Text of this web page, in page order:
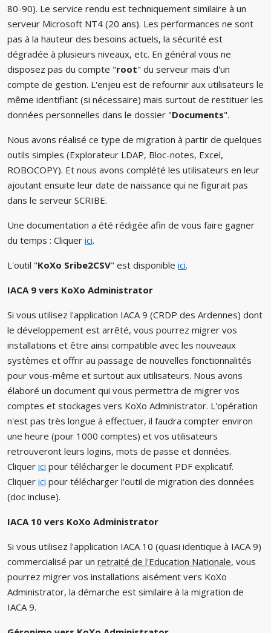
80-90). Le service rendu est techniquement similaire à un
serveur Microsoft NT4 (20 ans). Les performances ne sont
pas à la hauteur des besoins actuels, la sécurité est
dégradée à plusieurs niveaux, etc. En général vous ne
disposez pas du compte "root" du serveur mais d'un
compte de gestion. L'enjeu est de refournir aux utilisateurs le
même identifiant (si nécessaire) mais surtout de restituer les
données personnelles dans le dossier "Documents".
Nous avons réalisé ce type de migration à partir de quelques
outils simples (Explorateur LDAP, Bloc-notes, Excel,
ROBOCOPY). Et nous avons complété les utilisateurs en leur
ajoutant ensuite leur date de naissance qui ne figurait pas
dans le serveur SCRIBE.
Une documentation a été rédigée afin de vous faire gagner
du temps : Cliquer ici.
L'outil "KoXo Sribe2CSV" est disponible ici.
IACA 9 vers KoXo Administrator
Si vous utilisez l'application IACA 9 (CRDP des Ardennes) dont
le développement est arrêté, vous pourrez migrer vos
installations et être ainsi compatible avec les nouveaux
systèmes et offrir au passage de nouvelles fonctionnalités
pour vous-même et surtout aux utilisateurs. Nous avons
élaboré un document qui vous permettra de migrer vos
comptes et stockages vers KoXo Administrator. L'opération
n'est pas très longue à effectuer, il faudra compter environ
une heure (pour 1000 comptes) et vos utilisateurs
retrouveront leurs logins, mots de passe et données.
Cliquer ici pour télécharger le document PDF explicatif.
Cliquer ici pour télécharger l'outil de migration des données
(doc incluse).
IACA 10 vers KoXo Administrator
Si vous utilisez l'application IACA 10 (quasi identique à IACA 9)
commercialisé par un retraité de l'Education Nationale, vous
pourrez migrer vos installations aisément vers KoXo
Administrator, la démarche est similaire à la migration de
IACA 9.